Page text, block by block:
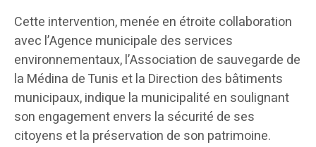
Cette intervention, menée en étroite collaboration
avec l’Agence municipale des services
environnementaux, l’Association de sauvegarde de
la Médina de Tunis et la Direction des bâtiments
municipaux, indique la municipalité en soulignant
son engagement envers la sécurité de ses
citoyens et la préservation de son patrimoine.